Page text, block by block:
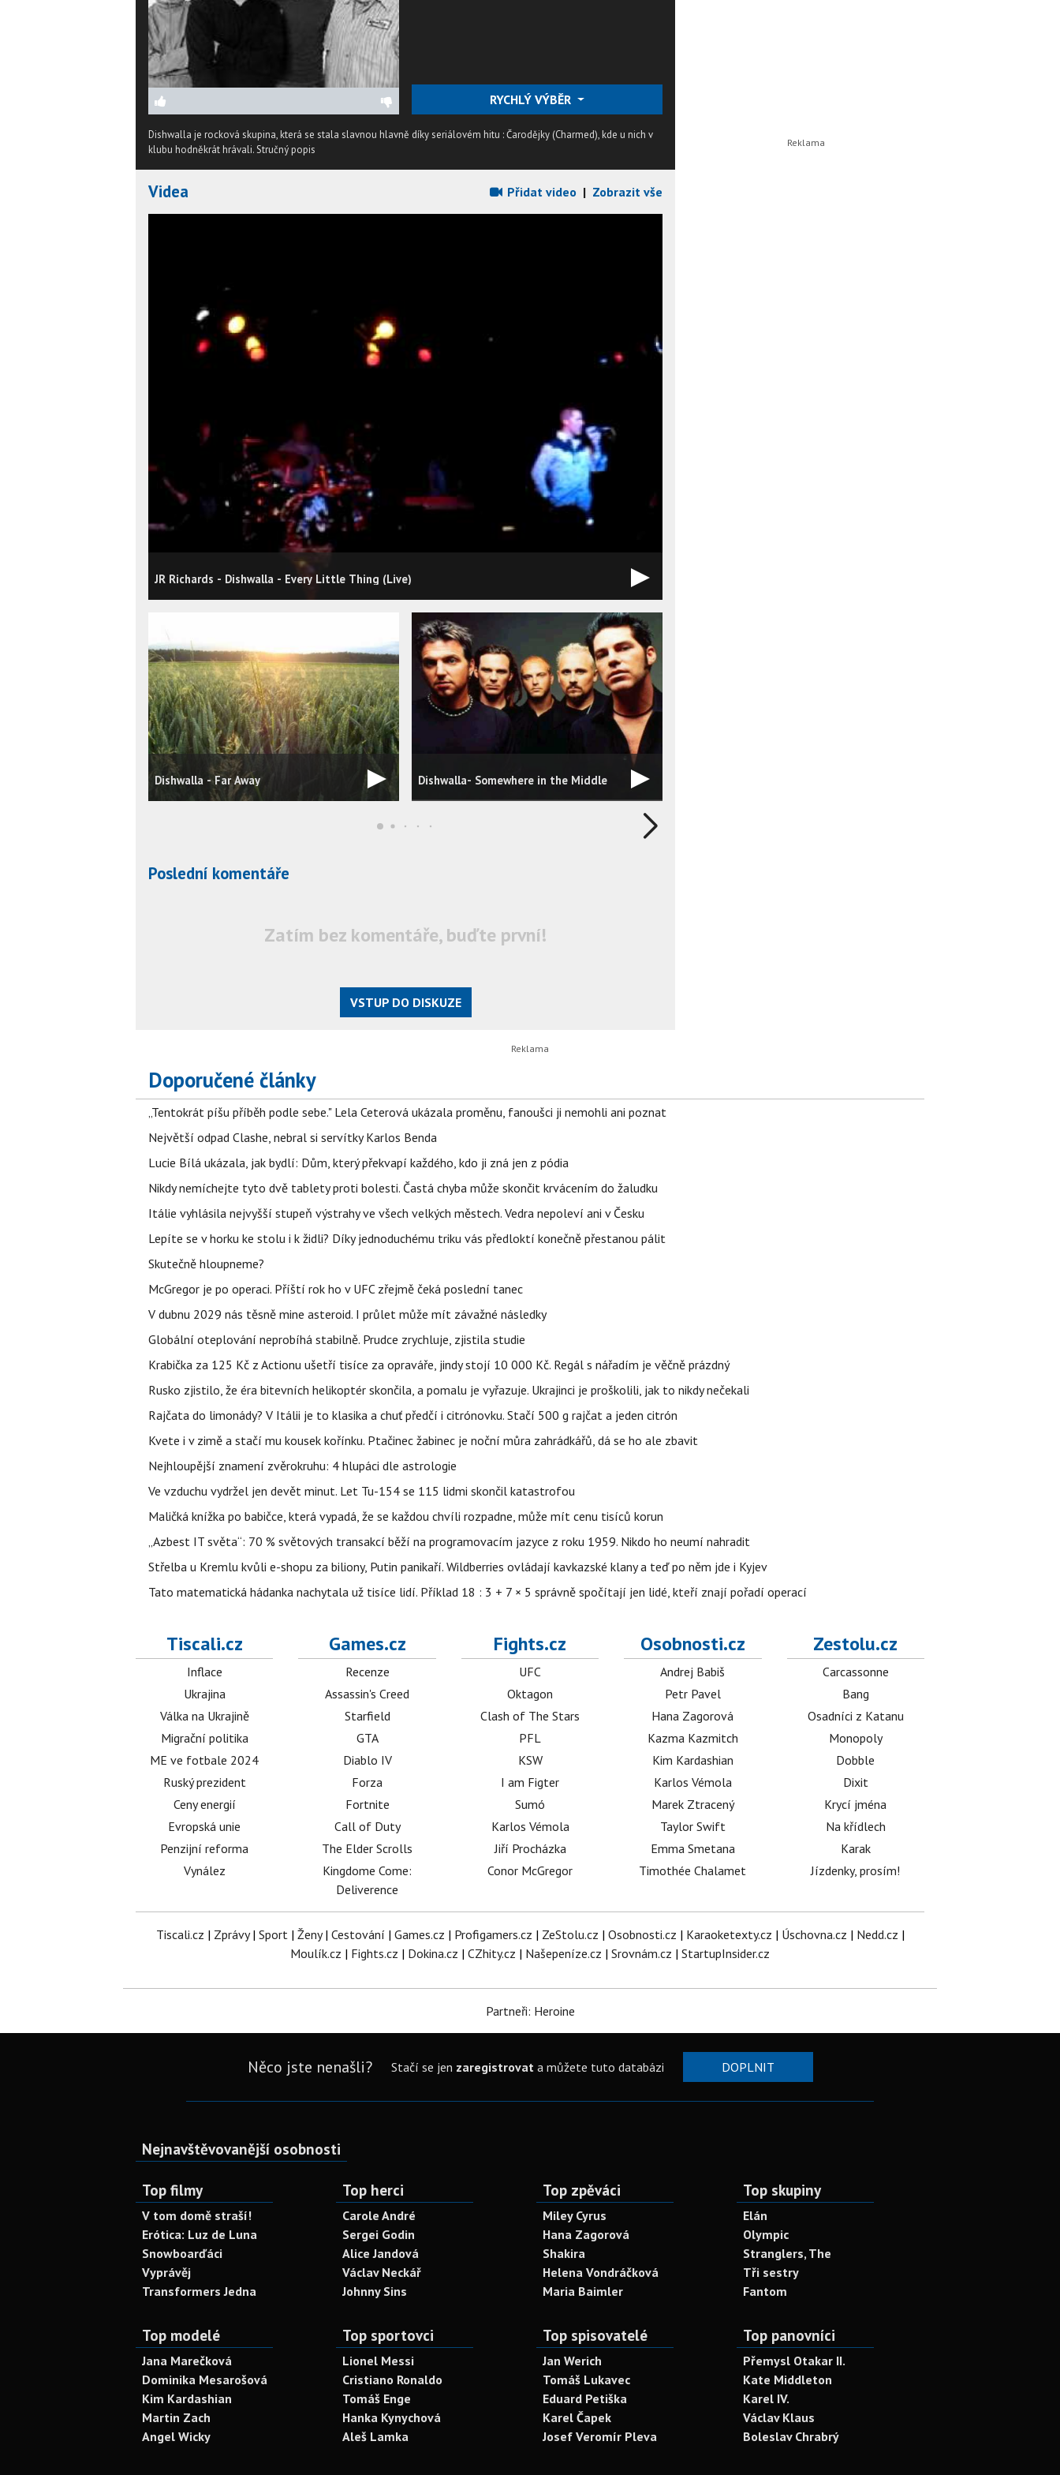
RYCHLÝ VÝBĚR
Dishwalla je rocková skupina, která se stala slavnou hlavně díky seriálovém hitu : Čarodějky (Charmed), kde u nich v
klubu hodněkrát hrávali.Stručný popis
Videa Přidat video | Zobrazit vše
JR Richards - Dishwalla - Every Little Thing (Live)
Dishwalla - Far Away Dishwalla- Somewhere in the Middle
Poslední komentáře
Zatím bez komentáře, buďte první!
VSTUP DO DISKUZE
Doporučené články
„Tentokrát píšu příběh podle sebe." Lela Ceterová ukázala proměnu, fanoušci ji nemohli ani poznat
Největší odpad Clashe, nebral si servítky Karlos Benda
Lucie Bílá ukázala, jak bydlí: Dům, který překvapí každého, kdo ji zná jen z pódia
Nikdy nemíchejte tyto dvě tablety proti bolesti. Častá chyba může skončit krvácením do žaludku
Itálie vyhlásila nejvyšší stupeň výstrahy ve všech velkých městech. Vedra nepoleví ani v Česku
Lepíte se v horku ke stolu i k židli? Díky jednoduchému triku vás předloktí konečně přestanou pálit
Skutečně hloupneme?
McGregor je po operaci. Příští rok ho v UFC zřejmě čeká poslední tanec
V dubnu 2029 nás těsně mine asteroid. I průlet může mít závažné následky
Globální oteplování neprobíhá stabilně. Prudce zrychluje, zjistila studie
Krabička za 125 Kč z Actionu ušetří tisíce za opraváře, jindy stojí 10 000 Kč. Regál s nářadím je věčně prázdný
Rusko zjistilo, že éra bitevních helikoptér skončila, a pomalu je vyřazuje. Ukrajinci je proškolili, jak to nikdy nečekali
Rajčata do limonády? V Itálii je to klasika a chuť předčí i citrónovku. Stačí 500 g rajčat a jeden citrón
Kvete i v zimě a stačí mu kousek kořínku. Ptačinec žabinec je noční můra zahrádkářů, dá se ho ale zbavit
Nejhloupější znamení zvěrokruhu: 4 hlupáci dle astrologie
Ve vzduchu vydržel jen devět minut. Let Tu-154 se 115 lidmi skončil katastrofou
Maličká knížka po babičce, která vypadá, že se každou chvíli rozpadne, může mít cenu tisíců korun
„Azbest IT světa“: 70 % světových transakcí běží na programovacím jazyce z roku 1959. Nikdo ho neumí nahradit
Střelba u Kremlu kvůli e-shopu za biliony, Putin panikaří. Wildberries ovládají kavkazské klany a teď po něm jde i Kyjev
Tato matematická hádanka nachytala už tisíce lidí. Příklad 18 : 3 + 7 × 5 správně spočítají jen lidé, kteří znají pořadí operací
Tiscali.cz
Inflace
Ukrajina
Válka na Ukrajině
Migrační politika
ME ve fotbale 2024
Ruský prezident
Ceny energií
Evropská unie
Penzijní reforma
Vynález
Games.cz
Recenze
Assassin's Creed
Starfield
GTA
Diablo IV
Forza
Fortnite
Call of Duty
The Elder Scrolls
Kingdome Come:
Deliverence
Fights.cz
UFC
Oktagon
Clash of The Stars
PFL
KSW
I am Figter
Sumó
Karlos Vémola
Jiří Procházka
Conor McGregor
Osobnosti.cz
Andrej Babiš
Petr Pavel
Hana Zagorová
Kazma Kazmitch
Kim Kardashian
Karlos Vémola
Marek Ztracený
Taylor Swift
Emma Smetana
Timothée Chalamet
Zestolu.cz
Carcassonne
Bang
Osadníci z Katanu
Monopoly
Dobble
Dixit
Krycí jména
Na křídlech
Karak
Jízdenky, prosím!
Tiscali.cz | Zprávy| Sport| Ženy| Cestování | Games.cz | Profigamers.cz | ZeStolu.cz | Osobnosti.cz | Karaoketexty.cz | Úschovna.cz | Nedd.cz |
Moulík.cz | Fights.cz | Dokina.cz | CZhity.cz | Našepeníze.cz | Srovnám.cz | StartupInsider.cz
Partneři: Heroine
Něco jste nenašli? Stačí se jen zaregistrovata můžete tuto databázi DOPLNIT
Nejnavštěvovanější osobnosti
Top filmy
V tom domě straší!
Erótica: Luz de Luna
Snowboarďáci
Vyprávěj
Transformers Jedna
Top herci
Carole André
Sergei Godin
Alice Jandová
Václav Neckář
Johnny Sins
Top zpěváci
Miley Cyrus
Hana Zagorová
Shakira
Helena Vondráčková
Maria Baimler
Top skupiny
Elán
Olympic
Stranglers, The
Tři sestry
Fantom
Top modelé
Jana Marečková
Dominika Mesarošová
Kim Kardashian
Martin Zach
Angel Wicky
Top sportovci
Lionel Messi
Cristiano Ronaldo
Tomáš Enge
Hanka Kynychová
Aleš Lamka
Top spisovatelé
Jan Werich
Tomáš Lukavec
Eduard Petiška
Karel Čapek
Josef Veromír Pleva
Top panovníci
Přemysl Otakar II.
Kate Middleton
Karel IV.
Václav Klaus
Boleslav Chrabrý